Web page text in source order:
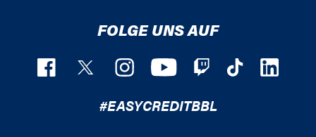
FOLGE UNS AUF
#EASYCREDITBBL